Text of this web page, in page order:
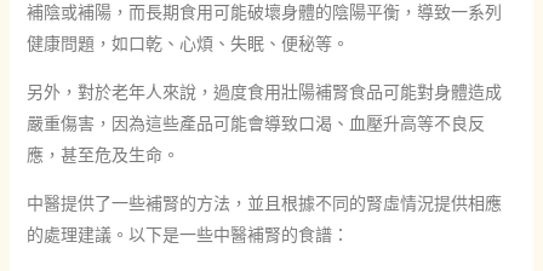
補陰或補陽，而長期食用可能破壞身體的陰陽平衡，導致一系列
健康問題，如口乾、心煩、失眠、便秘等。
另外，對於老年人來說，過度食用壯陽補腎食品可能對身體造成
嚴重傷害，因為這些產品可能會導致口渴、血壓升高等不良反
應，甚至危及生命。
中醫提供了一些補腎的方法，並且根據不同的腎虛情況提供相應
的處理建議。以下是一些中醫補腎的食譜：